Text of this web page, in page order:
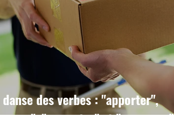
danse des verbes : "apporter",
"emporter" et "emmener"